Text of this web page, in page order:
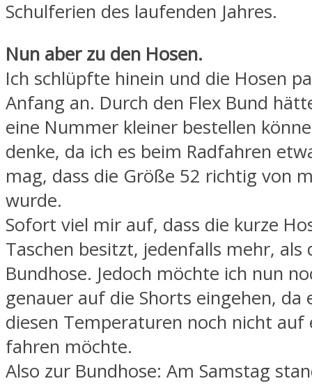
Schulferien des laufenden Jahres.
Nun aber zu den Hosen.
Ich schlüpfte hinein und die Hosen
Anfang an. Durch den Flex Bund
eine Nummer kleiner bestellen
denke, da ich es beim Radfahren
mag, dass die Größe 52 richtig von
wurde.
Sofort viel mir auf, dass die kurze
Taschen besitzt, jedenfalls mehr, als
Bundhose. Jedoch möchte ich nun
genauer auf die Shorts eingehen, da
diesen Temperaturen noch nicht auf
fahren möchte.
Also zur Bundhose: Am Samstag